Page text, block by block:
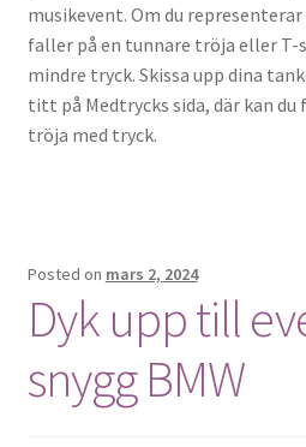
musikevent. Om du
faller på en tunnare tröja eller
mindre tryck. Skissa upp dina
titt på Medtrycks sida, där kan
tröja med tryck.
Posted on mars 2, 2024
Dyk upp till
snygg BMW